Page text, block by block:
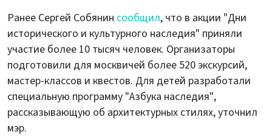
Ранее Сергей Собянин сообщил, что в акции "Дни
исторического и культурного наследия" приняли
участие более 10 тысяч человек. Организаторы
подготовили для москвичей более 520 экскурсий,
мастер-классов и квестов. Для детей разработали
специальную программу "Азбука наследия",
рассказывающую об архитектурных стилях, уточнил
мэр.